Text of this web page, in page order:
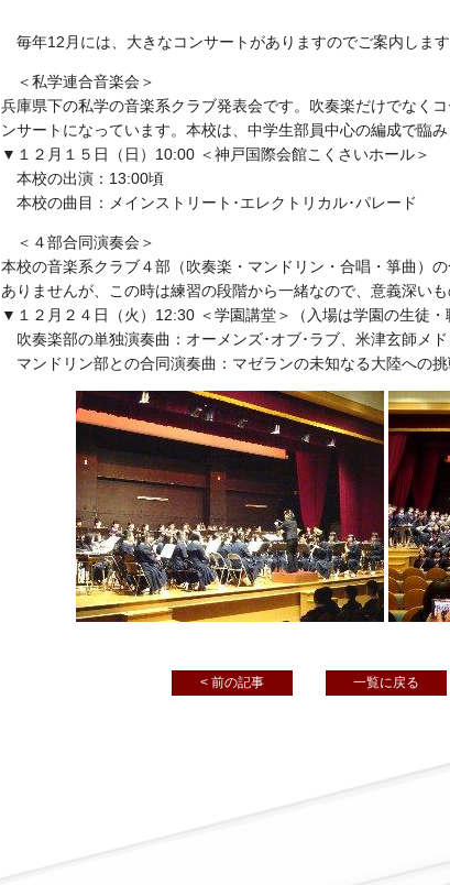
毎年12月には、大きなコンサートがありますのでご案内します
＜私学連合音楽会＞
兵庫県下の私学の音楽系クラブ発表会です。吹奏楽だけでなく
ンサートになっています。本校は、中学生部員中心の編成で臨み
▼１２月１５日（日）10:00 ＜神戸国際会館こくさいホール＞
本校の出演：13:00頃
本校の曲目：メインストリート･エレクトリカル･パレード
＜４部合同演奏会＞
本校の音楽系クラブ４部（吹奏楽・マンドリン・合唱・箏曲）
ありませんが、この時は練習の段階から一緒なので、意義深いも
▼１２月２４日（火）12:30 ＜学園講堂＞（入場は学園の生徒・
吹奏楽部の単独演奏曲：オーメンズ･オブ･ラブ、米津玄師メド
マンドリン部との合同演奏曲：マゼランの未知なる大陸への
< 前の記事 一覧に戻る